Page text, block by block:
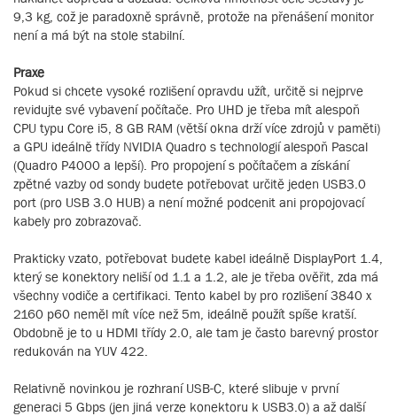
9,3 kg, což je paradoxně správně, protože na přenášení monitor
není a má být na stole stabilní.
Praxe
Pokud si chcete vysoké rozlišení opravdu užít, určitě si nejprve
revidujte své vybavení počítače. Pro UHD je třeba mít alespoň
CPU typu Core i5, 8 GB RAM (větší okna drží více zdrojů v paměti)
a GPU ideálně třídy NVIDIA Quadro s technologií alespoň Pascal
(Quadro P4000 a lepší). Pro propojení s počítačem a získání
zpětné vazby od sondy budete potřebovat určitě jeden USB3.0
port (pro USB 3.0 HUB) a není možné podcenit ani propojovací
kabely pro zobrazovač.
Prakticky vzato, potřebovat budete kabel ideálně DisplayPort 1.4,
který se konektory neliší od 1.1 a 1.2, ale je třeba ověřit, zda má
všechny vodiče a certifikaci. Tento kabel by pro rozlišení 3840 x
2160 p60 neměl mít více než 5m, ideálně použít spíše kratší.
Obdobně je to u HDMI třídy 2.0, ale tam je často barevný prostor
redukován na YUV 422.
Relativně novinkou je rozhraní USB-C, které slibuje v první
generaci 5 Gbps (jen jiná verze konektoru k USB3.0) a až další